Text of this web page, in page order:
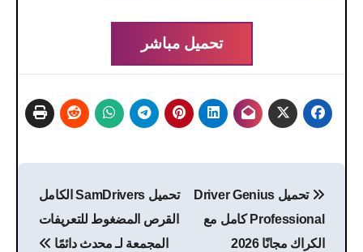
تحميل مباشر
المقالات
تحميل Driver Genius
Professional كامل مع
الكراك مجانًا 2026
تحميل SamDrivers الكامل
القرص المضغوط للتعريفات
المجمعة لـ محدث دائمًا